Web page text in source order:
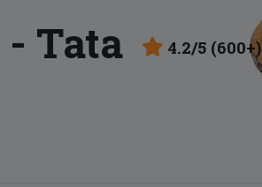
- Tata 4.2/5 (600+)